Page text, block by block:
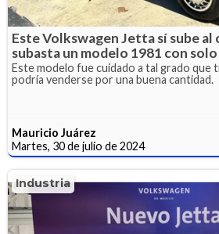
Este Volkswagen Jetta sí sube al
subasta un modelo 1981 con
Este modelo fue cuidado a tal grado que
podría venderse por una buena cantidad.
Mauricio Juárez
Martes, 30 de julio de 2024
Industria